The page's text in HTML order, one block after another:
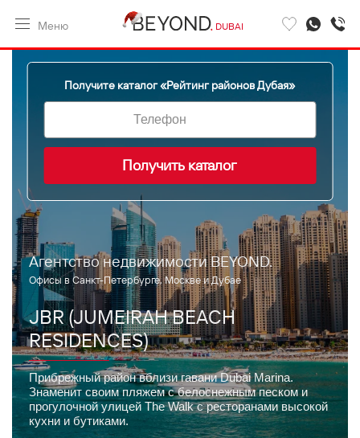
Меню DUBAI
Агентство недвижимости BEYOND.
Офисы в Санкт-Петербурге, Москве и Дубае
JBR (JUMEIRAH BEACH
RESIDENCES)
Прибрежный район вблизи гавани Dubai Marina.
Знаменит своим пляжем с белоснежным песком и
прогулочной улицей The Walk с ресторанами высокой
кухни и бутиками.
Получите каталог «Рейтинг районов Дубая»